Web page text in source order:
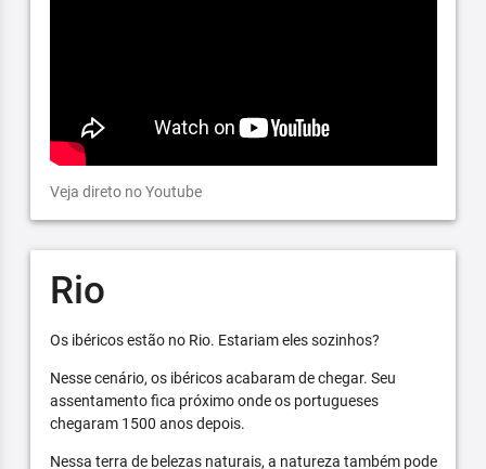
Veja direto no Youtube
Rio
Os ibéricos estão no Rio. Estariam eles sozinhos?
Nesse cenário, os ibéricos acabaram de chegar. Seu
assentamento fica próximo onde os portugueses
chegaram 1500 anos depois.
Nessa terra de belezas naturais, a natureza também pode